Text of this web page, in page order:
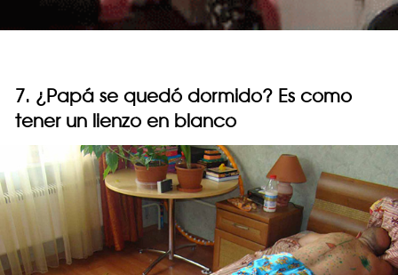
7. ¿Papá se quedó dormido? Es como
tener un lienzo en blanco